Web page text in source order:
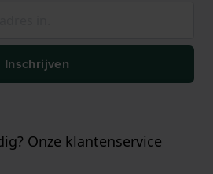
Inschrijven
Onze klantenservice